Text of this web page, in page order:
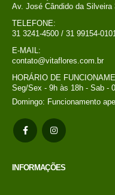
Av. José Cândido da Silveira
TELEFONE:
31 3241-4500 / 31 99154-
E-MAIL:
contato@vitaflores.com.br
HORÁRIO DE
Seg/Sex - 9h às 18h - Sab -
Domingo: Funcionamento
INFORMAÇÕES